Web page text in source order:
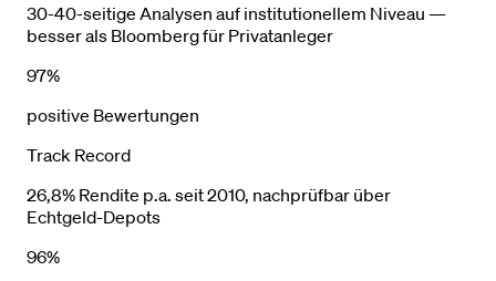
30-40-seitige Analysen auf institutionellem Niveau —
besser als Bloomberg für Privatanleger
97%
positive Bewertungen
Track Record
26,8% Rendite p.a. seit 2010, nachprüfbar über
Echtgeld-Depots
96%